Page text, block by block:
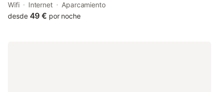
mountain views and free WiFi. It is set 38 km from University
Museum of Navarra and offers a shared kitchen.
Wifi Internet
Aparcamiento
desde 49 € por noche